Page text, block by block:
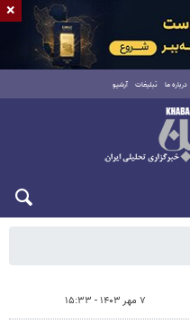
درباره ما تبلیغات آرشیو
۷ مهر ۱۴۰۳ - ۱۵:۳۳
×